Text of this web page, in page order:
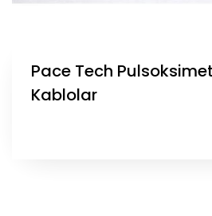
Pace Tech
Kablolar